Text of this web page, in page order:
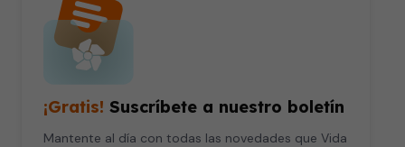
¡Gratis! Suscríbete a nuestro boletín
Mantente al día con todas las novedades que Vida